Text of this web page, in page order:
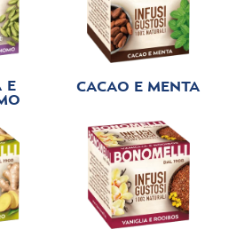
E
CACAO E MENTA